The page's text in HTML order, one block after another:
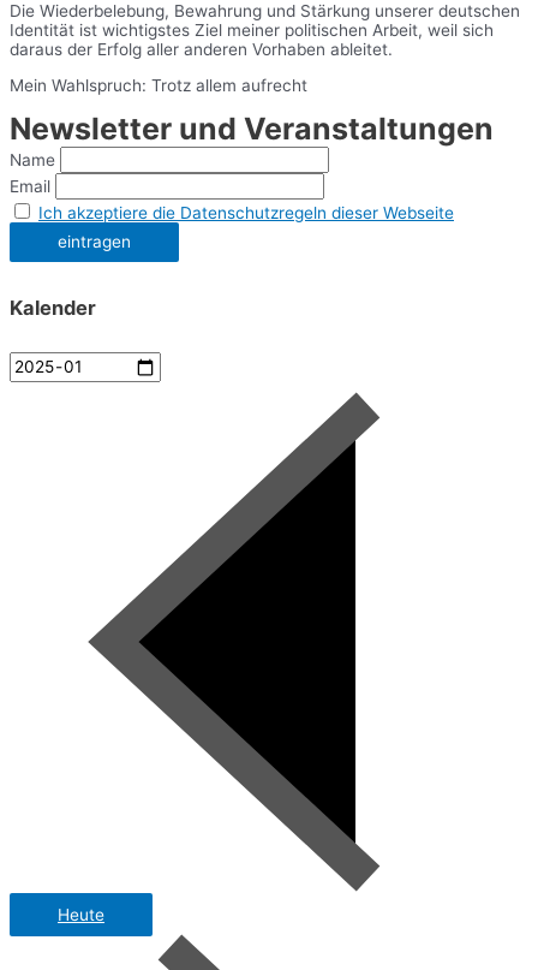
Die Wiederbelebung, Bewahrung und Stärkung unserer deutschen
Identität ist wichtigstes Ziel meiner politischen Arbeit, weil sich
daraus der Erfolg aller anderen Vorhaben ableitet.
Mein Wahlspruch: Trotz allem aufrecht
Newsletter und Veranstaltungen
Name
Email
Ich akzeptiere die Datenschutzregeln dieser Webseite
Kalender
Heute